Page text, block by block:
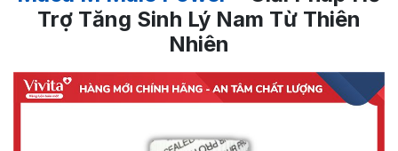
Trợ Tăng Sinh Lý Nam Từ Thiên
Nhiên